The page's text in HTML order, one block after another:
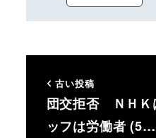
古い投稿
団交拒否 ＮＨ
ッフは労働者 (5…